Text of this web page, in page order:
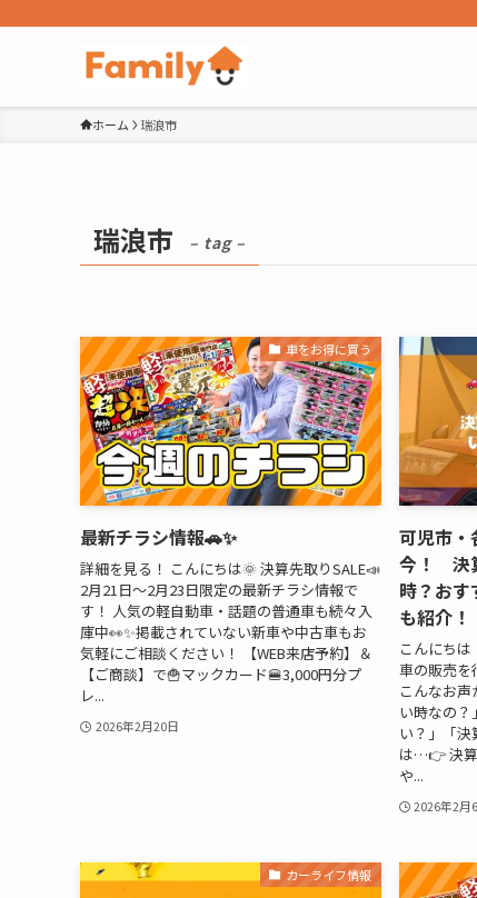
ホーム 瑞浪市
瑞浪市 – tag –
車をお得に買う
最新チラシ情報🚗✨
詳細を見る！ こんにちは🌞 決算先取りSALE📣
2月21日～2月23日限定の最新チラシ情報で
す！ 人気の軽自動車・話題の普通車も続々入
庫中👀✨掲載されていない新車や中古車もお
気軽にご相談ください！ 【WEB来店予約】＆
【ご商談】で🍟マックカード🍔3,000円分プ
レ...
2026年2月20日
可児市・
今！ 決
時？お
も紹介！
こんにち
車の販売を
こんなお声
い時なの
い？」「
は…👉 決算
や...
2026年2月
カーライフ情報